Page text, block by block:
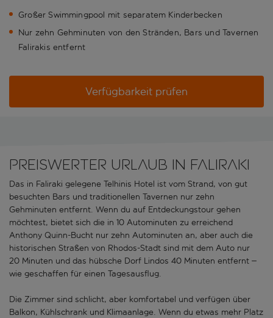
Großer Swimmingpool mit separatem Kinderbecken
Nur zehn Gehminuten von den Stränden, Bars und Tavernen
Falirakis entfernt
Verfügbarkeit prüfen
Preiswerter Urlaub in Faliraki
Das in Faliraki gelegene Telhinis Hotel ist vom Strand, von gut
besuchten Bars und traditionellen Tavernen nur zehn
Gehminuten entfernt. Wenn du auf Entdeckungstour gehen
möchtest, bietet sich die in 10 Autominuten zu erreichend
Anthony Quinn-Bucht nur zehn Autominuten an, aber auch die
historischen Straßen von Rhodos-Stadt sind mit dem Auto nur
20 Minuten und das hübsche Dorf Lindos 40 Minuten entfernt –
wie geschaffen für einen Tagesausflug.
Die Zimmer sind schlicht, aber komfortabel und verfügen über
Balkon, Kühlschrank und Klimaanlage. Wenn du etwas mehr Platz